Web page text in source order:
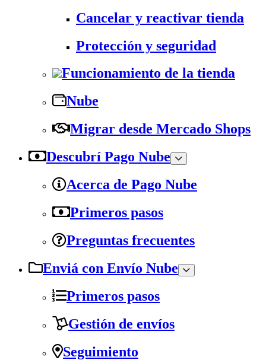
Cancelar y reactivar tienda
Protección y seguridad
Funcionamiento de la tienda
Nube
Migrar desde Mercado Shops
Descubrí Pago Nube
Acerca de Pago Nube
Primeros pasos
Preguntas frecuentes
Enviá con Envío Nube
Primeros pasos
Gestión de envíos
Seguimiento